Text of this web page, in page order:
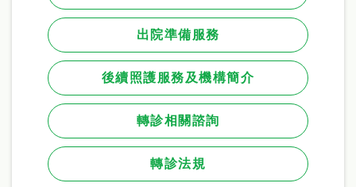
出院準備服務
後續照護服務及機構簡介
轉診相關諮詢
轉診法規